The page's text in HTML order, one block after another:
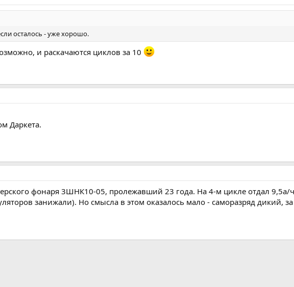
осталось - уже хорошо.
и раскачаются циклов за 10
Даркета.
фонаря 3ШНК10-05, пролежавший 23 года. На 4-м цикле отдал
занижали). Но смысла в этом оказалось мало - саморазряд дикий,